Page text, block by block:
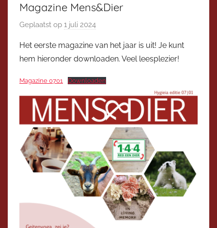
Magazine Mens&Dier
Geplaatst op 1 juli 2024
o
r
V
c
e
v
o
r
z
i
Het eerste magazine van het jaar is uit! Je kunt
hem hieronder downloaden. Veel leesplezier!
Magazine 0701 Downloaden